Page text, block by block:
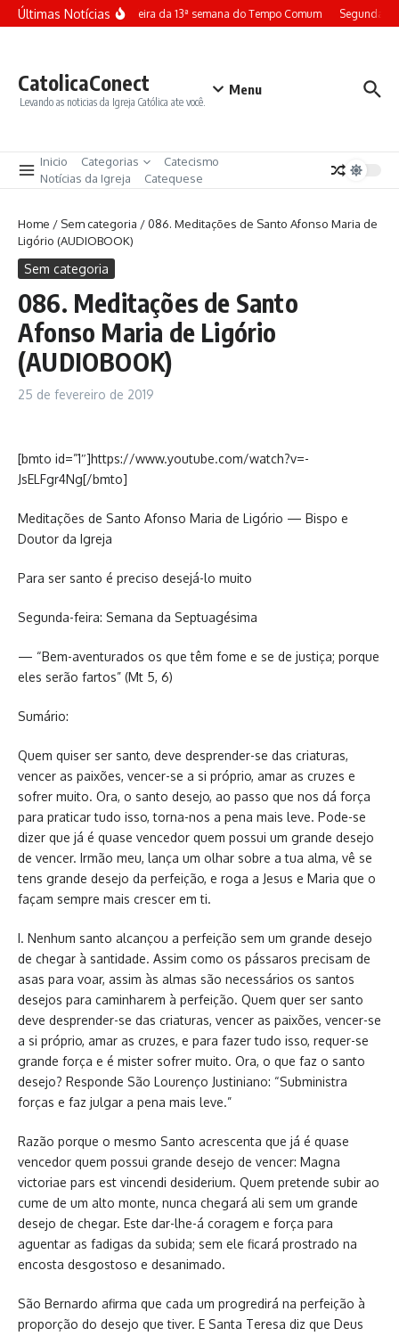
Ir para o conteúdo
Últimas NotíciasTerça-feira da 13ª semana do Tempo Comum Segunda-
CatolicaConect
Levando as noticias da Igreja Católica ate você.
Menu
Inicio Categorias
Catecismo
Notícias da Igreja
Catequese
Home / Sem categoria /086. Meditações de Santo Afonso Maria de
Ligório (AUDIOBOOK)
Sem categoria
086. Meditações de Santo
Afonso Maria de Ligório
(AUDIOBOOK)
25 de fevereiro de 2019
[bmto id=”1″]https://www.youtube.com/watch?v=-
JsELFgr4Ng[/bmto]
Meditações de Santo Afonso Maria de Ligório — Bispo e
Doutor da Igreja
Para ser santo é preciso desejá-lo muito
Segunda-feira: Semana da Septuagésima
— “Bem-aventurados os que têm fome e se de justiça; porque
eles serão fartos” (Mt 5, 6)
Sumário:
Quem quiser ser santo, deve desprender-se das criaturas,
vencer as paixões, vencer-se a si próprio, amar as cruzes e
sofrer muito. Ora, o santo desejo, ao passo que nos dá força
para praticar tudo isso, torna-nos a pena mais leve. Pode-se
dizer que já é quase vencedor quem possui um grande desejo
de vencer. Irmão meu, lança um olhar sobre a tua alma, vê se
tens grande desejo da perfeição, e roga a Jesus e Maria que o
façam sempre mais crescer em ti.
I. Nenhum santo alcançou a perfeição sem um grande desejo
de chegar à santidade. Assim como os pássaros precisam de
asas para voar, assim às almas são necessários os santos
desejos para caminharem à perfeição. Quem quer ser santo
deve desprender-se das criaturas, vencer as paixões, vencer-se
a si próprio, amar as cruzes, e para fazer tudo isso, requer-se
grande força e é mister sofrer muito. Ora, o que faz o santo
desejo? Responde São Lourenço Justiniano: “Subministra
forças e faz julgar a pena mais leve.”
Razão porque o mesmo Santo acrescenta que já é quase
vencedor quem possui grande desejo de vencer: Magna
victoriae pars est vincendi desiderium. Quem pretende subir ao
cume de um alto monte, nunca chegará ali sem um grande
desejo de chegar. Este dar-lhe-á coragem e força para
aguentar as fadigas da subida; sem ele ficará prostrado na
encosta desgostoso e desanimado.
São Bernardo afirma que cada um progredirá na perfeição à
proporção do desejo que tiver. E Santa Teresa diz que Deus